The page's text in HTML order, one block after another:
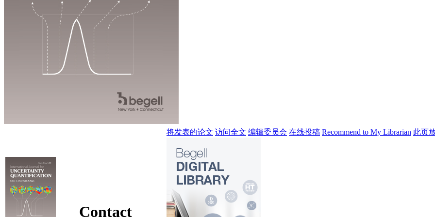
Contact
将发表的论文 访问全文 编辑委员会 在线投稿 Recommend to My Librarian 此页